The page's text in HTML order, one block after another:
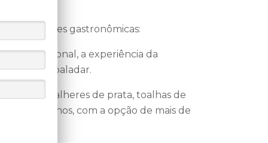
com a natureza e um tempo
toda uma estrutura para o seu bem-
sauna, e acompanhamento de
solicitados com antecedência.
o exclusivo Spa da marca francesa
da região da Provence. Terapias
tecnologia e ingredientes naturais
e bem-estar.
2 opções gastronômicas:
internacional, a experiência da
seu paladar.
dos talheres de prata, toalhas de
de vinhos, com a opção de mais de